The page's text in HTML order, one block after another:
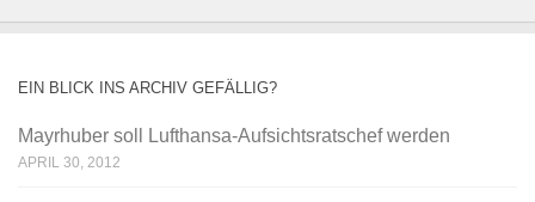
EIN BLICK INS ARCHIV GEFÄLLIG?
Mayrhuber soll Lufthansa-Aufsichtsratschef werden‎
APRIL 30, 2012